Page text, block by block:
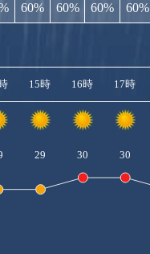
60% 60% 60% 60%
15時 16時 17時
29 30 30